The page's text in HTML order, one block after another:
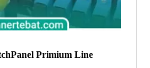
Primium Line